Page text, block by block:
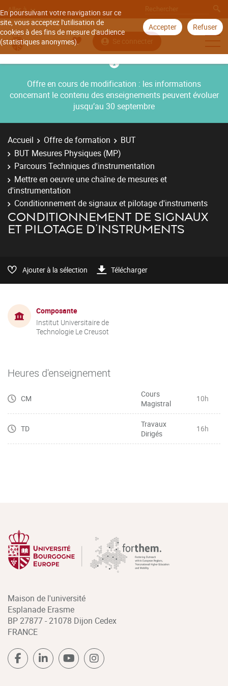
En poursuivant votre navigation sur ce
site, vous acceptez l'utilisation de
cookies à des fins de mesure d'audience
(statistiques anonymes).
Accepter Refuser
Aller à
Se connecter
Offre en cours de modification : les informations
concernant le contenu des enseignements peuvent évoluer
jusqu’au 30 septembre
Accueil Offre de formation
BUT
BUT Mesures Physiques (MP)
Parcours Techniques d'instrumentation
Mettre en oeuvre une chaîne de mesures et
d'instrumentation
Conditionnement de signaux et pilotage d'instruments
CONDITIONNEMENT DE SIGNAUX
ET PILOTAGE D'INSTRUMENTS
Ajouter à la sélection Télécharger
Composante
Institut Universitaire de
Technologie Le Creusot
Heures d'enseignement
CM
Cours
Magistral
10h
TD
Travaux
Dirigés
16h
Maison de l'université
Esplanade Erasme
BP 27877 - 21078 Dijon Cedex
FRANCE